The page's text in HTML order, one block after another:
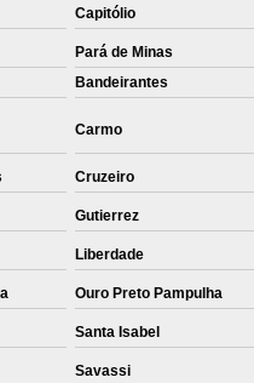
Private Label
Private Label
Sublimação
Capitólio
Pará de Minas
Bandeirantes
Carmo
Cruzeiro
Gutierrez
Liberdade
Ouro Preto Pampulha
Santa Isabel
Savassi